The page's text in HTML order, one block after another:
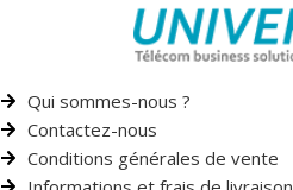
Qui sommes-nous ?
Contactez-nous
Conditions générales de vente